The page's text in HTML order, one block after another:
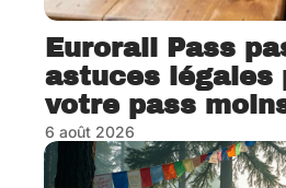
Eurorail Pass
astuces légales
votre pass
6 août 2026